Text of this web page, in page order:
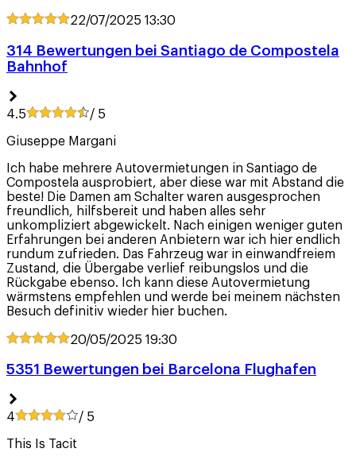
22/07/2025 13:30
314 Bewertungen bei Santiago de Compostela
Bahnhof
4.5 / 5
Giuseppe Margani
Ich habe mehrere Autovermietungen in Santiago de
Compostela ausprobiert, aber diese war mit Abstand die
beste! Die Damen am Schalter waren ausgesprochen
freundlich, hilfsbereit und haben alles sehr
unkompliziert abgewickelt. Nach einigen weniger guten
Erfahrungen bei anderen Anbietern war ich hier endlich
rundum zufrieden. Das Fahrzeug war in einwandfreiem
Zustand, die Übergabe verlief reibungslos und die
Rückgabe ebenso. Ich kann diese Autovermietung
wärmstens empfehlen und werde bei meinem nächsten
Besuch definitiv wieder hier buchen.
20/05/2025 19:30
5351 Bewertungen bei Barcelona Flughafen
4 / 5
This Is Tacit